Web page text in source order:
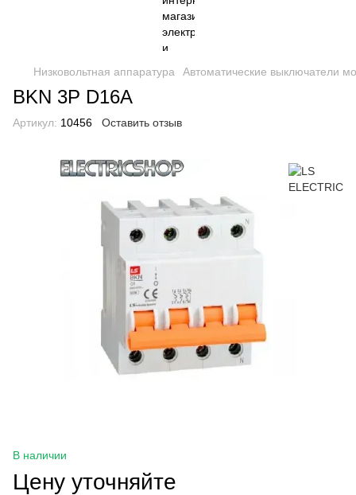
Низковольтная аппаратура Автоматические выключатели
BKN 3P D16A
Артикул: 10456 Оставить отзыв
В наличии
Цену уточняйте